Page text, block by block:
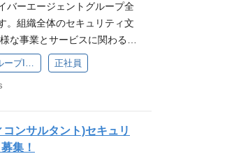
り組み、根本解決を志向する
方針を立てて推進できる方
難な状況でも粘り強く努力で
4回 ※うち1回は対面面接を実
、無形商材の法人営業経験が
plst/stories/?company=10133
たします！ 【関連記事】 ・リ
セブン‐イレブン・アドコネク
news/detail/id=33433 ・AN
ト 弊社提供サービスのプロダ
ンの魅力 サイバーエージェ
。 私たちのチームが提供する
、ビジネスの成長を支えて
たい方、責任感を持って施策
特におすすめです。 さらに、
体のセキュリティ文化の形成
めつつ現実と向き合う能力を
やりがいと成長の機会を提
バーエージェントグループ全
。組織全体のセキュリティ文
な事業とサービスに関わる機
チャンスがあります。動的
。 業務内容 私たちのミッシ
のサービスに対して、セキュ
ントのセキュリティニーズに
ることです。 具体的な業務に
・構築 システムの可用性およ
正社員
ンサルタント)セキュリ
集！